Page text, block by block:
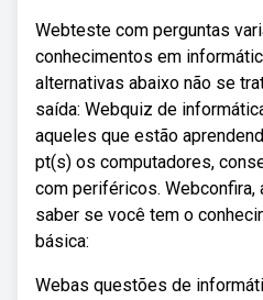
Webteste com perguntas
conhecimentos em
alternativas abaixo não se
saída: Webquiz de
aqueles que estão
pt(s) os computadores,
com periféricos. Webconfira,
saber se você tem o
básica:
Webas questões de